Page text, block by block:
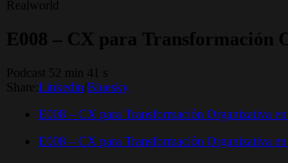
Realworld
E008 – CX para Transformación
Podcast 52 min 41 s
Share: Linkedin Bluesky
E008 – CX para Transformación Organizativa
E008 – CX para Transformación Organizativa